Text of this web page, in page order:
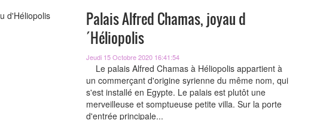
Palais Alfred Chamas, joyau d
´Héliopolis
Jeudi 15 Octobre 2020 16:41:54
Le palais Alfred Chamas à Héliopolis appartient à
un commerçant d'origine syrienne du même nom, qui
s'est installé en Egypte. Le palais est plutôt une
merveilleuse et somptueuse petite villa. Sur la porte
d'entrée principale...